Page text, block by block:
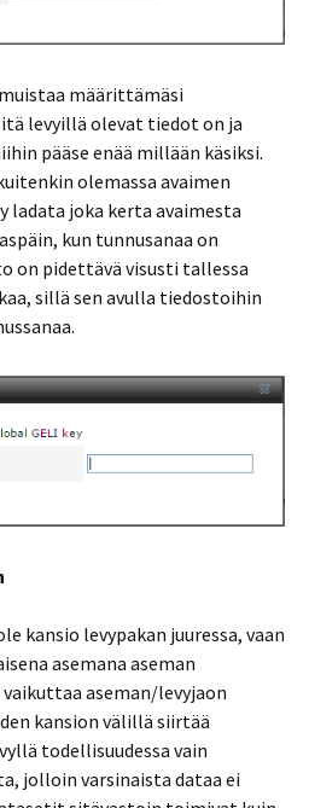
määrittämäsi
levyillä olevat tiedot on ja
pääse enää millään käsiksi.
olemassa avaimen
ladata joka kerta avaimesta
kun tunnusanaa on
on pidettävä visusti tallessa
sillä sen avulla tiedostoihin
kansio levypakan juuressa, vaan
asemana aseman
aseman/levyjaon
kansion välillä siirtää
todellisuudessa vain
jolloin varsinaista dataa ei